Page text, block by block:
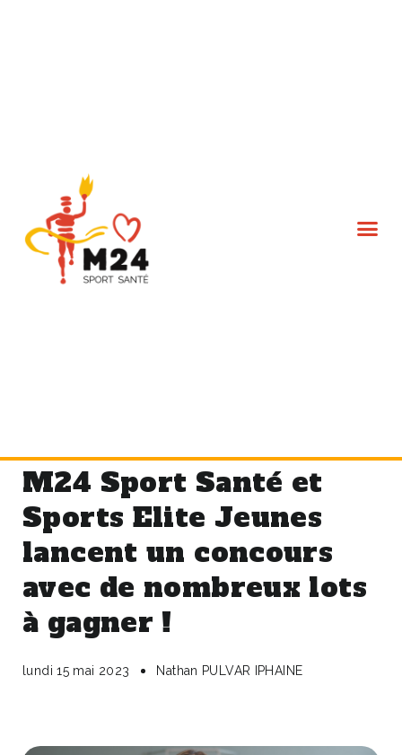
M24 Sport Santé et
Sports Elite Jeunes
lancent un concours
avec de nombreux lots
à gagner !
lundi 15 mai 2023 Nathan PULVAR IPHAINE